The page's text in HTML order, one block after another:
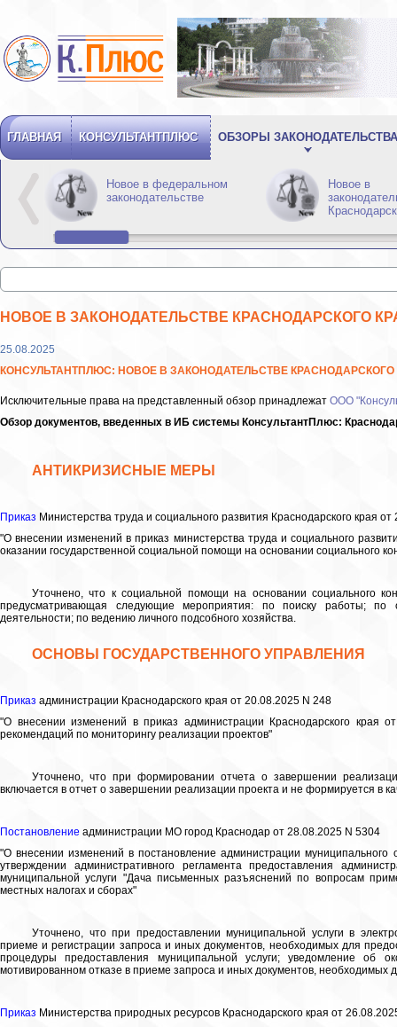
ГЛАВНАЯ КОНСУЛЬТАНТПЛЮС ОБЗОРЫ ЗАКОНОДАТЕЛЬСТВА
Новое в федеральном
законодательстве
Новое в
НОВОЕ В ЗАКОНОДАТЕЛЬСТВЕ КРАСНОДАРСКОГО
25.08.2025
КОНСУЛЬТАНТПЛЮС: НОВОЕ В ЗАКОНОДАТЕЛЬСТВЕ КРАСНОДАРСКОГО
Исключительные права на представленный обзор принадлежат ООО
Обзор документов, введенных в ИБ cистемы КонсультантПлюс:
АНТИКРИЗИСНЫЕ МЕРЫ
Приказ Министерства труда и социального развития Краснодарского края
"О внесении изменений в приказ министерства труда и социального
оказании государственной социальной помощи на основании социального
Уточнено, что к социальной помощи на основании социального
предусматривающая следующие мероприятия: по поиску работы; по
деятельности; по ведению личного подсобного хозяйства.
ОСНОВЫ ГОСУДАРСТВЕННОГО УПРАВЛЕНИЯ
Приказ администрации Краснодарского края от 20.08.2025 N 248
"О внесении изменений в приказ администрации Краснодарского края
рекомендаций по мониторингу реализации проектов"
Уточнено, что при формировании отчета о завершении
включается в отчет о завершении реализации проекта и не формируется в
Постановление администрации МО город Краснодар от 28.08.2025 N 5304
"О внесении изменений в постановление администрации
утверждении административного регламента предоставления
муниципальной услуги "Дача письменных разъяснений по вопросам
местных налогах и сборах"
Уточнено, что при предоставлении муниципальной услуги в
приеме и регистрации запроса и иных документов, необходимых для
процедуры предоставления муниципальной услуги; уведомление об
мотивированном отказе в приеме запроса и иных документов, необходимых
Приказ Министерства природных ресурсов Краснодарского края от